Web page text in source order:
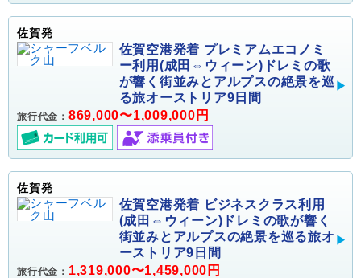
佐賀発
佐賀空港発着 プレミアムエコノミ
ー利用(成田⇔ウィーン)ドレミの歌
が響く街並みとアルプスの絶景を巡
る旅オーストリア9日間
旅行代金： 869,000〜1,009,000円
佐賀発
佐賀空港発着 ビジネスクラス利用
(成田⇔ウィーン)ドレミの歌が響く
街並みとアルプスの絶景を巡る旅オ
ーストリア9日間
旅行代金： 1,319,000〜1,459,000円